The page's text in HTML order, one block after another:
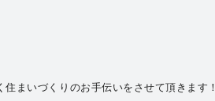
まいづくりのお手伝いをさせて頂きます！